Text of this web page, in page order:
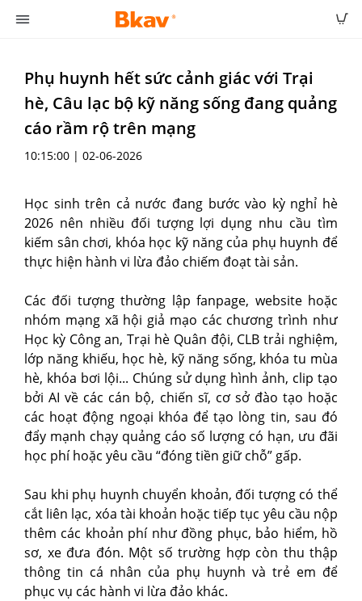
Phụ huynh hết sức cảnh giác với Trại
hè, Câu lạc bộ kỹ năng sống đang quảng
cáo rầm rộ trên mạng
10:15:00 | 02-06-2026
Học sinh trên cả nước đang bước vào kỳ nghỉ hè
2026 nên nhiều đối tượng lợi dụng nhu cầu tìm
kiếm sân chơi, khóa học kỹ năng của phụ huynh để
thực hiện hành vi lừa đảo chiếm đoạt tài sản.
Các đối tượng thường lập fanpage, website hoặc
nhóm mạng xã hội giả mạo các chương trình như
Học kỳ Công an, Trại hè Quân đội, CLB trải nghiệm,
lớp năng khiếu, học hè, kỹ năng sống, khóa tu mùa
hè, khóa bơi lội... Chúng sử dụng hình ảnh, clip tạo
bởi AI về các cán bộ, chiến sĩ, cơ sở đào tạo hoặc
các hoạt động ngoại khóa để tạo lòng tin, sau đó
đẩy mạnh chạy quảng cáo số lượng có hạn, ưu đãi
học phí hoặc yêu cầu “đóng tiền giữ chỗ” gấp.
Sau khi phụ huynh chuyển khoản, đối tượng có thể
cắt liên lạc, xóa tài khoản hoặc tiếp tục yêu cầu nộp
thêm các khoản phí như đồng phục, bảo hiểm, hồ
sơ, xe đưa đón. Một số trường hợp còn thu thập
thông tin cá nhân của phụ huynh và trẻ em để
phục vụ các hành vi lừa đảo khác.